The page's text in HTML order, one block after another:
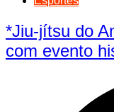
*Jiu-jítsu do
com evento